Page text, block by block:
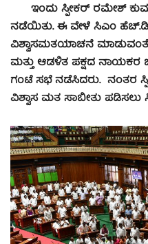
ಇಂದು ಸ್ಪೀಕರ್ ರಮೇಶ್
ನಡೆಯಿತು. ಈ ವೇಳೆ ಸಿಎಂ
ವಿಶ್ವಾಸಮತಯಾಚನೆ ಮಾಡುವಂತೆ
ಮತ್ತು ಆಡಳಿತ ಪಕ್ಷದ ನಾಯಕರ
ಗಂಟೆ ಸಭೆ ನಡೆಸಿದರು. ನಂತರ
ವಿಶ್ವಾಸ ಮತ ಸಾಬೀತು